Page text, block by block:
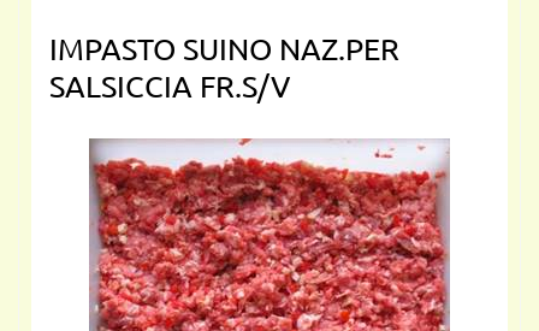
IMPASTO SUINO NAZ.PER
SALSICCIA FR.S/V